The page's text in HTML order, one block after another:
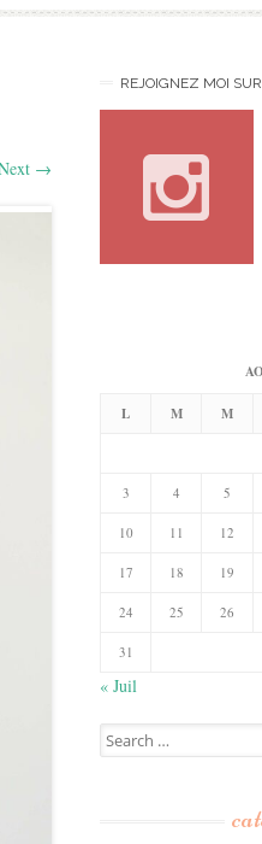
→
REJOIGNEZ MOI
L M M
3 4 5
10 11 12
17 18 19
24 25 26
31
« Juil
Search
for: